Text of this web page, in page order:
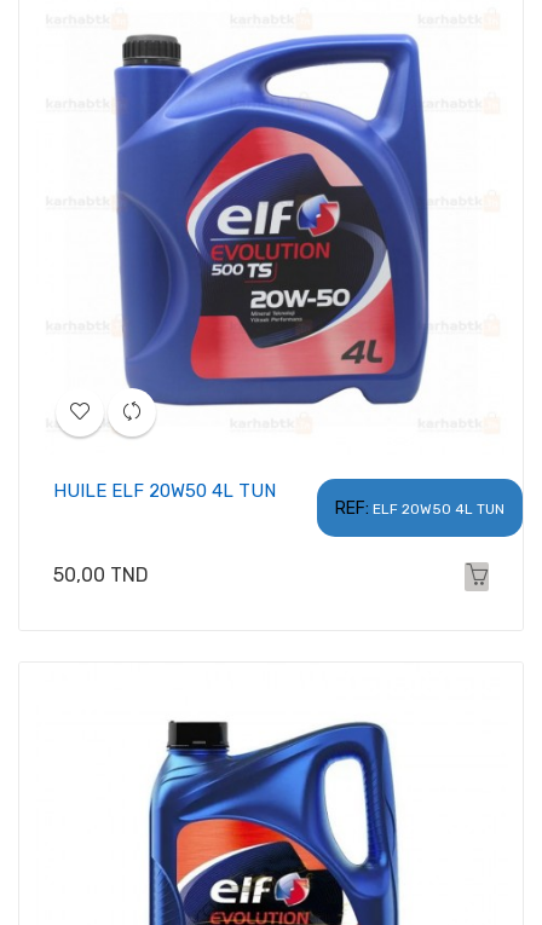
REF: ELF 20W50 4L TUN
HUILE ELF 20W50 4L TUN
Prix
50,00 TND